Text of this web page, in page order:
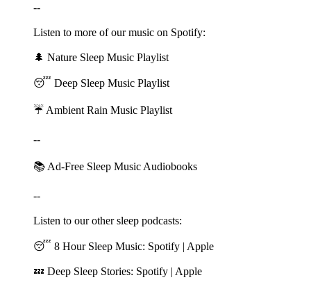
--
Listen to more of our music on Spotify:
🌲 ⁠⁠⁠⁠⁠⁠⁠⁠⁠⁠⁠⁠⁠⁠⁠⁠⁠⁠⁠⁠⁠⁠⁠⁠⁠⁠⁠⁠⁠⁠⁠⁠⁠⁠⁠⁠⁠⁠⁠⁠⁠⁠⁠⁠⁠⁠⁠⁠⁠⁠⁠⁠⁠⁠⁠⁠⁠⁠⁠⁠⁠⁠⁠⁠⁠⁠⁠⁠⁠⁠⁠⁠⁠⁠⁠⁠⁠⁠⁠⁠⁠⁠⁠⁠⁠⁠⁠⁠⁠⁠⁠⁠⁠⁠⁠⁠⁠⁠⁠⁠⁠⁠⁠⁠⁠⁠⁠⁠⁠⁠⁠⁠⁠⁠⁠⁠⁠⁠⁠⁠Nature Sleep Music Playlist⁠⁠⁠⁠⁠⁠⁠⁠⁠⁠⁠⁠⁠⁠⁠⁠⁠⁠⁠⁠⁠⁠⁠⁠⁠⁠⁠⁠⁠⁠⁠⁠⁠⁠⁠⁠⁠⁠⁠⁠⁠⁠⁠⁠⁠⁠⁠⁠⁠⁠⁠⁠⁠⁠⁠⁠⁠⁠⁠⁠⁠⁠⁠⁠⁠⁠⁠⁠⁠⁠⁠⁠⁠⁠⁠⁠⁠⁠⁠⁠⁠⁠⁠⁠⁠⁠⁠⁠⁠⁠⁠⁠⁠⁠⁠⁠⁠⁠⁠⁠⁠⁠⁠⁠⁠⁠⁠⁠⁠⁠⁠⁠⁠⁠⁠⁠⁠⁠⁠⁠
😴 ⁠⁠⁠⁠⁠⁠⁠⁠⁠⁠⁠⁠⁠⁠⁠⁠⁠⁠⁠⁠⁠⁠⁠⁠⁠⁠⁠⁠⁠⁠⁠⁠⁠⁠⁠⁠⁠⁠⁠⁠⁠⁠⁠⁠⁠⁠⁠⁠⁠⁠⁠⁠⁠⁠⁠⁠⁠⁠⁠⁠⁠⁠⁠⁠⁠⁠⁠⁠⁠⁠⁠⁠⁠⁠⁠⁠⁠⁠⁠⁠⁠⁠⁠⁠⁠⁠⁠⁠⁠⁠⁠⁠⁠⁠⁠⁠⁠⁠⁠⁠⁠⁠⁠⁠⁠⁠⁠⁠⁠⁠⁠⁠⁠⁠⁠⁠⁠⁠⁠⁠Deep Sleep Music Playlist⁠⁠⁠⁠⁠⁠⁠⁠⁠⁠⁠⁠⁠⁠⁠⁠⁠⁠⁠⁠⁠⁠⁠⁠⁠⁠⁠⁠⁠⁠⁠⁠⁠⁠⁠⁠⁠⁠⁠⁠⁠⁠⁠⁠⁠⁠⁠⁠⁠⁠⁠⁠⁠⁠⁠⁠⁠⁠⁠⁠⁠⁠⁠⁠⁠⁠⁠⁠⁠⁠⁠⁠⁠⁠⁠⁠⁠⁠⁠⁠⁠⁠⁠⁠⁠⁠⁠⁠⁠⁠⁠⁠⁠⁠⁠⁠⁠⁠⁠⁠⁠⁠⁠⁠⁠⁠⁠⁠⁠⁠⁠⁠⁠⁠⁠⁠⁠⁠⁠⁠
☔ ⁠⁠⁠⁠⁠⁠⁠⁠⁠⁠⁠⁠⁠⁠⁠⁠⁠⁠⁠⁠⁠⁠⁠⁠⁠⁠⁠⁠⁠⁠⁠⁠⁠⁠⁠⁠⁠⁠⁠⁠⁠⁠⁠⁠⁠⁠⁠⁠⁠⁠⁠⁠⁠⁠⁠⁠⁠⁠⁠⁠⁠⁠⁠⁠⁠⁠⁠⁠⁠⁠⁠⁠⁠⁠⁠⁠⁠⁠⁠⁠⁠⁠⁠⁠⁠⁠⁠⁠⁠⁠⁠⁠⁠⁠⁠⁠⁠⁠⁠⁠⁠⁠⁠⁠⁠⁠⁠⁠⁠⁠⁠⁠⁠⁠⁠⁠⁠⁠⁠⁠Ambient Rain Music Playlist⁠⁠⁠⁠⁠⁠⁠⁠⁠⁠⁠⁠⁠⁠⁠⁠⁠⁠⁠⁠⁠⁠⁠⁠⁠⁠⁠⁠⁠⁠⁠⁠⁠⁠⁠⁠⁠⁠⁠⁠⁠⁠⁠⁠⁠⁠⁠⁠⁠⁠⁠⁠⁠⁠⁠⁠⁠⁠⁠⁠⁠⁠⁠⁠⁠⁠⁠⁠⁠⁠⁠⁠⁠⁠⁠⁠⁠⁠⁠⁠⁠⁠⁠⁠⁠⁠⁠⁠⁠⁠⁠⁠⁠⁠⁠⁠⁠⁠⁠⁠⁠⁠⁠⁠⁠⁠⁠⁠⁠⁠⁠⁠⁠⁠⁠⁠⁠⁠⁠⁠
--
📚 ⁠⁠⁠⁠⁠⁠⁠⁠⁠⁠⁠⁠⁠⁠⁠⁠⁠⁠⁠⁠⁠⁠⁠⁠⁠⁠Ad-Free Sleep Music Audiobooks⁠⁠⁠⁠⁠⁠⁠⁠⁠⁠⁠⁠⁠⁠⁠⁠⁠⁠⁠⁠⁠⁠⁠⁠
--
Listen to our other sleep podcasts:
😴 8 Hour Sleep Music: ⁠⁠⁠⁠⁠⁠⁠⁠⁠⁠⁠⁠⁠⁠⁠⁠⁠⁠⁠⁠⁠⁠⁠⁠⁠⁠⁠⁠⁠⁠⁠⁠⁠⁠⁠⁠⁠⁠⁠⁠⁠⁠⁠⁠⁠⁠⁠⁠⁠⁠⁠⁠⁠⁠⁠⁠⁠⁠⁠⁠⁠⁠⁠⁠⁠⁠⁠⁠⁠⁠⁠⁠⁠⁠⁠⁠⁠⁠⁠⁠⁠⁠⁠⁠⁠⁠⁠⁠⁠⁠⁠⁠⁠⁠⁠⁠⁠⁠⁠⁠⁠⁠⁠⁠⁠⁠⁠⁠⁠⁠⁠⁠⁠⁠⁠⁠⁠⁠⁠⁠⁠⁠⁠⁠⁠⁠⁠⁠⁠⁠Spotify⁠⁠⁠⁠⁠⁠⁠⁠⁠⁠⁠⁠⁠⁠⁠⁠⁠⁠⁠⁠⁠⁠⁠⁠⁠⁠⁠⁠⁠⁠⁠⁠⁠⁠⁠⁠⁠⁠⁠⁠⁠⁠⁠⁠⁠⁠⁠⁠⁠⁠⁠⁠⁠⁠⁠⁠⁠⁠⁠⁠⁠⁠⁠⁠⁠⁠⁠⁠⁠⁠⁠⁠⁠⁠⁠⁠⁠⁠⁠⁠⁠⁠⁠⁠⁠⁠⁠⁠⁠⁠⁠⁠⁠⁠⁠⁠⁠⁠⁠⁠⁠⁠⁠⁠⁠⁠⁠⁠⁠⁠⁠⁠⁠⁠⁠⁠⁠⁠⁠⁠⁠⁠⁠⁠⁠⁠⁠⁠⁠⁠ | ⁠⁠⁠⁠⁠⁠⁠⁠⁠⁠⁠⁠⁠⁠⁠⁠⁠⁠⁠⁠⁠⁠⁠⁠⁠⁠⁠⁠⁠⁠⁠⁠⁠⁠⁠⁠⁠⁠⁠⁠⁠⁠⁠⁠⁠⁠⁠⁠⁠⁠⁠⁠⁠⁠⁠⁠⁠⁠⁠⁠⁠⁠⁠⁠⁠⁠⁠⁠⁠⁠⁠⁠⁠⁠⁠⁠⁠⁠⁠⁠⁠⁠⁠⁠⁠⁠⁠⁠⁠⁠⁠⁠⁠⁠⁠⁠⁠⁠⁠⁠⁠⁠⁠⁠⁠⁠⁠⁠⁠⁠⁠⁠⁠⁠⁠⁠⁠⁠⁠⁠⁠⁠⁠⁠⁠⁠⁠⁠⁠⁠Apple⁠⁠⁠⁠⁠⁠⁠⁠⁠⁠⁠⁠⁠⁠⁠⁠⁠⁠⁠⁠⁠⁠⁠⁠⁠⁠⁠⁠⁠⁠⁠⁠⁠⁠⁠⁠⁠⁠⁠⁠⁠⁠⁠⁠⁠⁠⁠⁠⁠⁠⁠⁠⁠⁠⁠⁠⁠⁠⁠⁠⁠⁠⁠⁠⁠⁠⁠⁠⁠⁠⁠⁠⁠⁠⁠⁠⁠⁠⁠⁠⁠⁠⁠⁠⁠⁠⁠⁠⁠⁠⁠⁠⁠⁠⁠⁠⁠⁠⁠⁠⁠⁠⁠⁠⁠⁠⁠⁠⁠⁠⁠⁠⁠⁠⁠⁠⁠⁠⁠⁠⁠⁠⁠⁠
💤 Deep Sleep Stories: ⁠⁠⁠⁠⁠⁠⁠⁠⁠⁠⁠⁠⁠⁠⁠⁠⁠⁠⁠⁠⁠⁠⁠⁠⁠⁠⁠⁠⁠⁠⁠⁠⁠⁠⁠⁠⁠⁠⁠⁠⁠⁠⁠⁠⁠⁠⁠⁠⁠⁠⁠⁠⁠⁠⁠⁠⁠⁠⁠⁠⁠⁠⁠⁠⁠⁠⁠⁠⁠⁠⁠⁠⁠⁠⁠⁠⁠⁠⁠⁠⁠⁠⁠⁠⁠⁠⁠⁠⁠⁠⁠⁠⁠⁠⁠⁠⁠⁠⁠⁠⁠⁠⁠⁠⁠⁠⁠⁠⁠⁠⁠⁠⁠⁠⁠⁠⁠⁠⁠⁠⁠⁠⁠⁠⁠⁠⁠⁠⁠⁠Spotify⁠⁠⁠⁠⁠⁠⁠⁠⁠⁠⁠⁠⁠⁠⁠⁠⁠⁠⁠⁠⁠⁠⁠⁠⁠⁠⁠⁠⁠⁠⁠⁠⁠⁠⁠⁠⁠⁠⁠⁠⁠⁠⁠⁠⁠⁠⁠⁠⁠⁠⁠⁠⁠⁠⁠⁠⁠⁠⁠⁠⁠⁠⁠⁠⁠⁠⁠⁠⁠⁠⁠⁠⁠⁠⁠⁠⁠⁠⁠⁠⁠⁠⁠⁠⁠⁠⁠⁠⁠⁠⁠⁠⁠⁠⁠⁠⁠⁠⁠⁠⁠⁠⁠⁠⁠⁠⁠⁠⁠⁠⁠⁠⁠⁠⁠⁠⁠⁠⁠⁠⁠⁠⁠⁠⁠⁠⁠⁠⁠⁠ | ⁠⁠⁠⁠⁠⁠⁠⁠⁠⁠⁠⁠⁠⁠⁠⁠⁠⁠⁠⁠⁠⁠⁠⁠⁠⁠⁠⁠⁠⁠⁠⁠⁠⁠⁠⁠⁠⁠⁠⁠⁠⁠⁠⁠⁠⁠⁠⁠⁠⁠⁠⁠⁠⁠⁠⁠⁠⁠⁠⁠⁠⁠⁠⁠⁠⁠⁠⁠⁠⁠⁠⁠⁠⁠⁠⁠⁠⁠⁠⁠⁠⁠⁠⁠⁠⁠⁠⁠⁠⁠⁠⁠⁠⁠⁠⁠⁠⁠⁠⁠⁠⁠⁠⁠⁠⁠⁠⁠⁠⁠⁠⁠⁠⁠⁠⁠⁠⁠⁠⁠⁠⁠⁠⁠⁠⁠⁠⁠⁠⁠Apple⁠⁠⁠⁠⁠⁠⁠⁠⁠⁠⁠⁠⁠⁠⁠⁠⁠⁠⁠⁠⁠⁠⁠⁠⁠⁠⁠⁠⁠⁠⁠⁠⁠⁠⁠⁠⁠⁠⁠⁠⁠⁠⁠⁠⁠⁠⁠⁠⁠⁠⁠⁠⁠⁠⁠⁠⁠⁠⁠⁠⁠⁠⁠⁠⁠⁠⁠⁠⁠⁠⁠⁠⁠⁠⁠⁠⁠⁠⁠⁠⁠⁠⁠⁠⁠⁠⁠⁠⁠⁠⁠⁠⁠⁠⁠⁠⁠⁠⁠⁠⁠⁠⁠⁠⁠⁠⁠⁠⁠⁠⁠⁠⁠⁠⁠⁠⁠⁠⁠⁠⁠⁠⁠⁠